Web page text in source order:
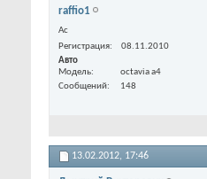
raffio1
Ас
Регистрация
08.11.2010
Авто
Модель
octavia а4
Сообщений
148
13.02.2012, 17:46